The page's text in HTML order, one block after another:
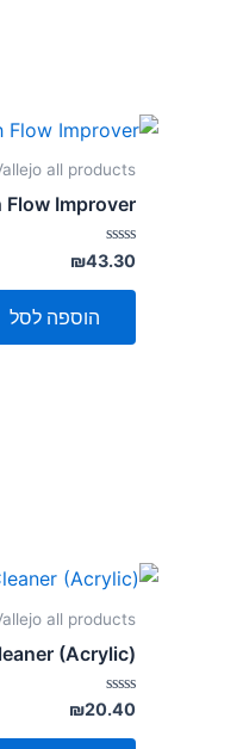
all products
Improver
דורג
0
מתוך
₪43.30
הוספה לסל
all products
(Acrylic)
דורג
0
מתוך
₪20.40